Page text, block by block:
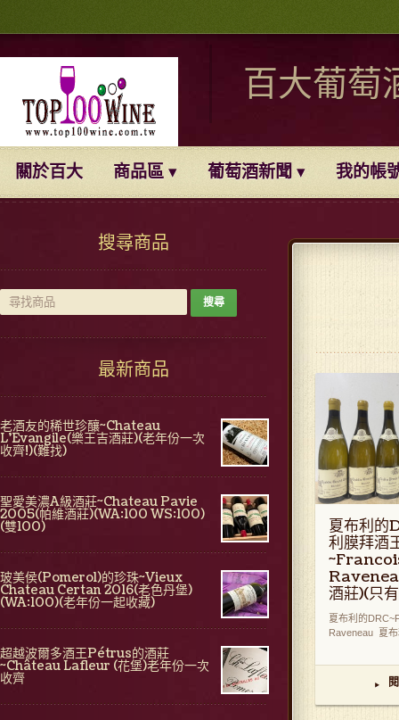
百大葡萄
關於百大 商品區 葡萄酒新聞 我的帳
搜尋商品
最新商品
老酒友的稀世珍釀~Chateau
L'Evangile(樂王吉酒莊)(老年份一次
收齊!)(難找)
聖愛美濃A級酒莊~Chateau Pavie
2005(帕維酒莊)(WA:100 WS:100)
(雙100)
玻美侯(Pomerol)的珍珠~Vieux
Chateau Certan 2016(老色丹堡)
(WA:100)(老年份一起收藏)
超越波爾多酒王Pétrus的酒莊
~Château Lafleur (花堡)老年份一次
收齊
夏布利的
利膜拜酒
酒莊)(只
夏布利的
Raveneau 夏
▸